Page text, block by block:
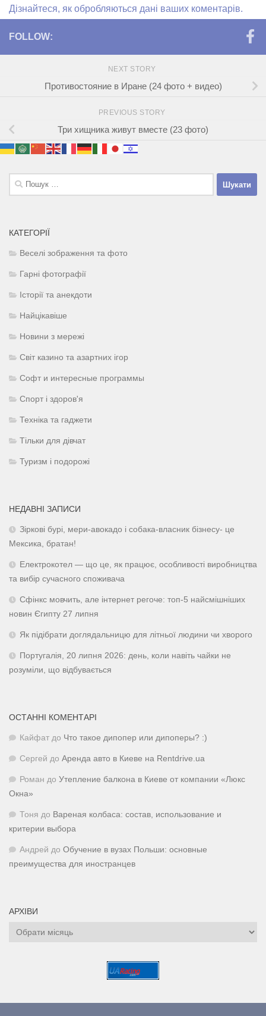
Дізнайтеся, як обробляються дані ваших коментарів.
FOLLOW:
NEXT STORY
Противостояние в Иране (24 фото + видео)
PREVIOUS STORY
Три хищника живут вместе (23 фото)
Пошук:
КАТЕГОРІЇ
Веселі зображення та фото
Гарні фотографії
Історії та анекдоти
Найцікавіше
Новини з мережі
Світ казино та азартних ігор
Софт и интересные программы
Спорт і здоров'я
Техніка та гаджети
Тільки для дівчат
Туризм і подорожі
НЕДАВНІ ЗАПИСИ
Зіркові бурі, мери-авокадо і собака-власник бізнесу- це
Мексика, братан!
Електрокотел — що це, як працює, особливості виробництва
та вибір сучасного споживача
Сфінкс мовчить, але інтернет регоче: топ-5 найсмішніших
новин Єгипту 27 липня
Як підібрати доглядальницю для літньої людини чи хворого
Португалія, 20 липня 2026: день, коли навіть чайки не
розуміли, що відбувається
ОСТАННІ КОМЕНТАРІ
Кайфат до Что такое дипопер или дипоперы? :)
Сергей до Аренда авто в Киеве на Rentdrive.ua
Роман до Утепление балкона в Киеве от компании «Люкс
Окна»
Тоня до Вареная колбаса: состав, использование и
критерии выбора
Андрей до Обучение в вузах Польши: основные
преимущества для иностранцев
АРХІВИ
Архіви